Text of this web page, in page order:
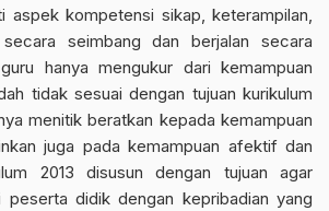
aspek kompetensi sikap, keterampilan,
seimbang dan berjalan secara
hanya mengukur dari kemampuan
tidak sesuai dengan tujuan kurikulum
menitik beratkan kepada kemampuan
juga pada kemampuan afektif dan
2013 disusun dengan tujuan agar
peserta didik dengan kepribadian yang